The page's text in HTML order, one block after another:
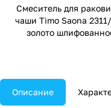
Смеситель для
чаши Timo Saona
золото
Описание